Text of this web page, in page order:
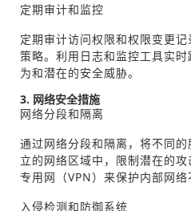
定期审计和监控
定期审计访问权限和权限变更
策略。利用日志和监控工具实
为和潜在的安全威胁。
3. 网络安全措施
网络分段和隔离
通过网络分段和隔离，将不同
立的网络区域中，限制潜在的
专用网（VPN）来保护内部网络
入侵检测和防御系统